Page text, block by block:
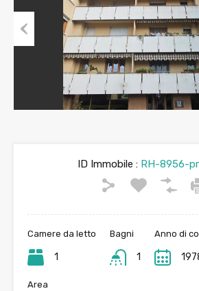
ID Immobile :RH-8956-
Camere da letto
1
Bagni
1
Anno di
Area